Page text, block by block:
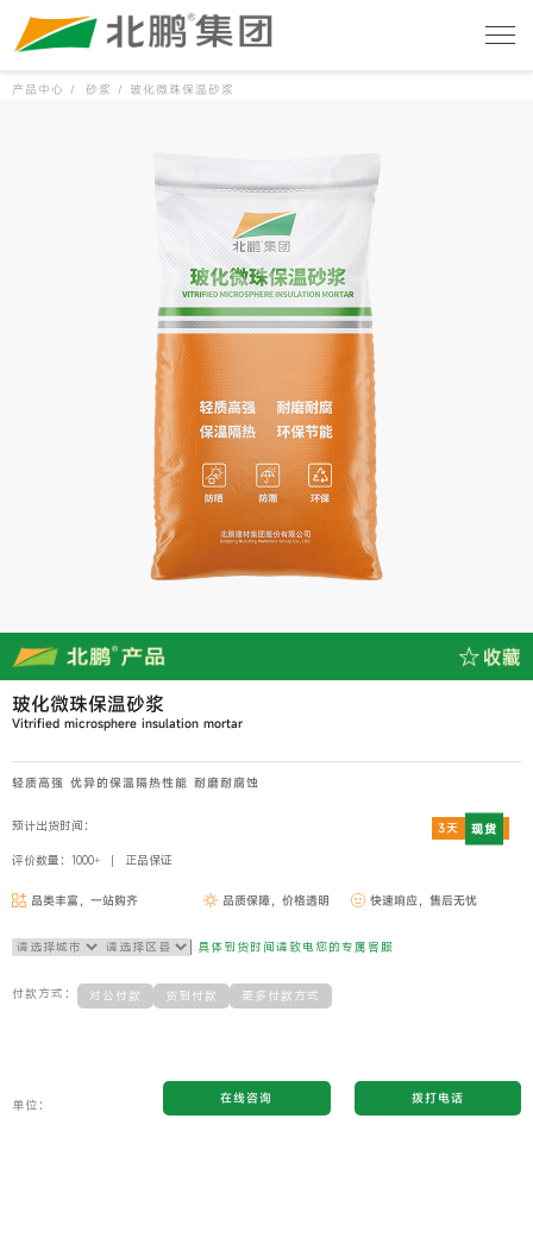
产品中心 / 砂浆 / 玻化微珠保温砂浆
玻化微珠保温砂浆
Vitrified microsphere insulation mortar
轻质高强 优异的保温隔热性能 耐磨耐腐蚀
预计出货时间： 3天 现货
评价数量：1000+ 正品保证
品类丰富，一站购齐 品质保障，价格透明 快速响应，售后无忧
具体到货时间请致电您的专属客服
付款方式： 对公付款 货到付款 更多付款方式
单位： 在线咨询 拨打电话